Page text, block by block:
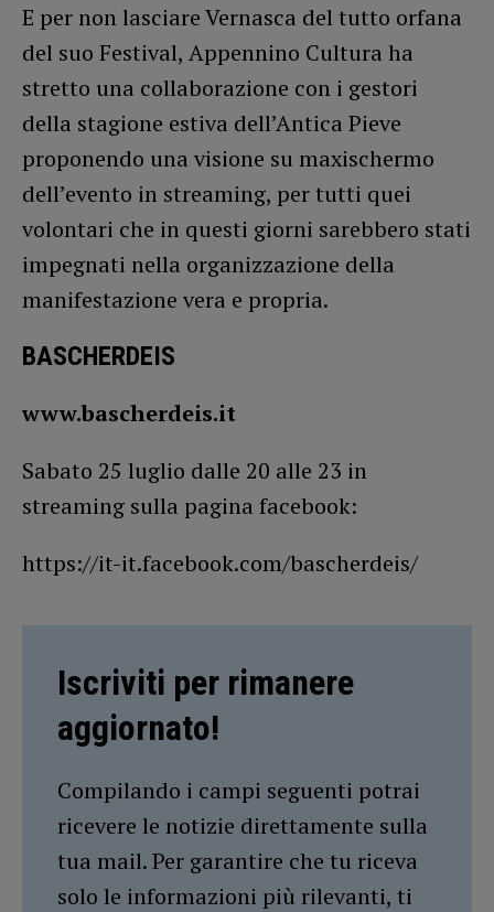
E per non lasciare Vernasca del tutto orfana
del suo Festival, Appennino Cultura ha
stretto una collaborazione con i gestori
della stagione estiva dell’Antica Pieve
proponendo una visione su maxischermo
dell’evento in streaming, per tutti quei
volontari che in questi giorni sarebbero stati
impegnati nella organizzazione della
manifestazione vera e propria.
BASCHERDEIS
www.bascherdeis.it
Sabato 25 luglio dalle 20 alle 23 in
streaming sulla pagina facebook:
https://it-it.facebook.com/bascherdeis/
Iscriviti per rimanere
aggiornato!
Compilando i campi seguenti potrai
ricevere le notizie direttamente sulla
tua mail. Per garantire che tu riceva
solo le informazioni più rilevanti, ti